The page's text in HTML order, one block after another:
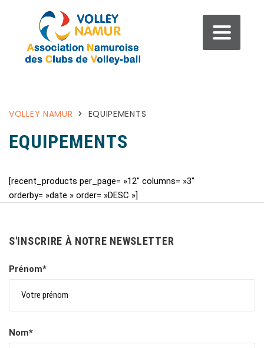
VOLLEY NAMUR > EQUIPEMENTS
EQUIPEMENTS
[recent_products per_page= »12″ columns= »3″
orderby= »date » order= »DESC »]
S'INSCRIRE À NOTRE NEWSLETTER
Prénom*
Nom*